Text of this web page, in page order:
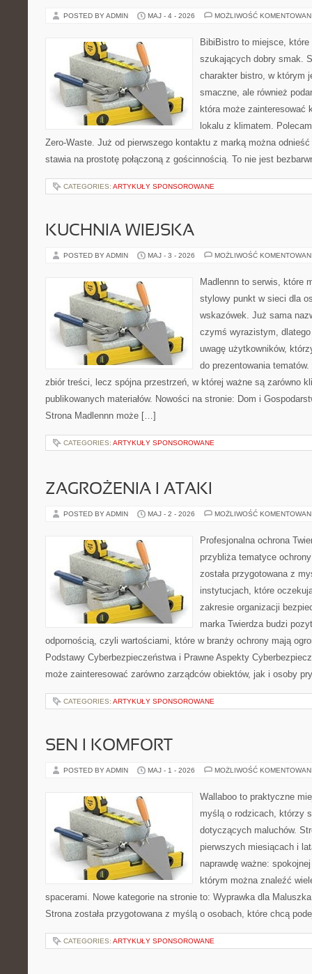
POSTED BY ADMIN MAJ - 4 - 2026 MOŻLIWOŚĆ
BibiBistro to miejsce,
szukających dobry smak.
charakter bistro, w którym
smaczne, ale również
która może zainteresować
lokalu z klimatem.
Zero-Waste. Już od pierwszego kontaktu z marką można
stawia na prostotę połączoną z gościnnością. To nie jest
CATEGORIES: ARTYKUŁY SPONSOROWANE
KUCHNIA WIEJSKA
POSTED BY ADMIN MAJ - 3 - 2026 MOŻLIWOŚĆ
Madlennn to serwis, które
stylowy punkt w sieci dla
wskazówek. Już sama
czymś wyrazistym,
uwagę użytkowników,
do prezentowania
zbiór treści, lecz spójna przestrzeń, w której ważne są zarówno
publikowanych materiałów. Nowości na stronie: Dom i
Strona Madlennn może […]
CATEGORIES: ARTYKUŁY SPONSOROWANE
ZAGROŻENIA I ATAKI
POSTED BY ADMIN MAJ - 2 - 2026 MOŻLIWOŚĆ
Profesjonalna ochrona
przybliża tematyce
została przygotowana z
instytucjach, które
zakresie organizacji
marka Twierdza budzi
odpornością, czyli wartościami, które w branży ochrony mają
Podstawy Cyberbezpieczeństwa i Prawne Aspekty
może zainteresować zarówno zarządców obiektów, jak i osoby
CATEGORIES: ARTYKUŁY SPONSOROWANE
SEN I KOMFORT
POSTED BY ADMIN MAJ - 1 - 2026 MOŻLIWOŚĆ
Wallaboo to praktyczne
myślą o rodzicach, którzy
dotyczących maluchów.
pierwszych miesiącach i
naprawdę ważne:
którym można znaleźć
spacerami. Nowe kategorie na stronie to: Wyprawka dla
Strona została przygotowana z myślą o osobach, które chcą
CATEGORIES: ARTYKUŁY SPONSOROWANE